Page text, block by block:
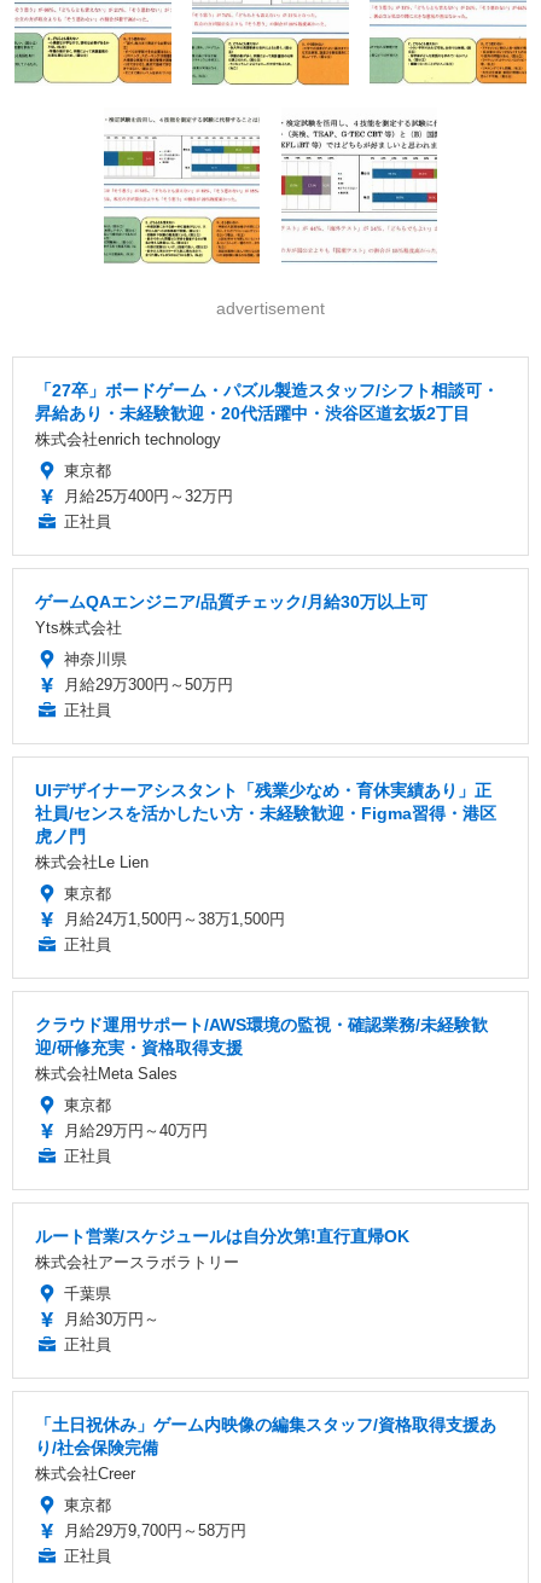
advertisement
「27卒」ボードゲーム・パズル製造スタッフ/シフト相談可・
昇給あり・未経験歓迎・20代活躍中・渋谷区道玄坂2丁目
株式会社enrich technology
東京都
月給25万400円～32万円
正社員
ゲームQAエンジニア/品質チェック/月給30万以上可
Yts株式会社
神奈川県
月給29万300円～50万円
正社員
UIデザイナーアシスタント「残業少なめ・育休実績あり」正
社員/センスを活かしたい方・未経験歓迎・Figma習得・港区
虎ノ門
株式会社Le Lien
東京都
月給24万1,500円～38万1,500円
正社員
クラウド運用サポート/AWS環境の監視・確認業務/未経験歓
迎/研修充実・資格取得支援
株式会社Meta Sales
東京都
月給29万円～40万円
正社員
ルート営業/スケジュールは自分次第!直行直帰OK
株式会社アースラボラトリー
千葉県
月給30万円～
正社員
「土日祝休み」ゲーム内映像の編集スタッフ/資格取得支援あ
り/社会保険完備
株式会社Creer
東京都
月給29万9,700円～58万円
正社員